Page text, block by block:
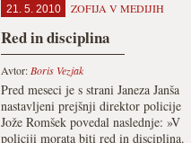
21. 5. 2010 ZOFIJA V MEDIJIH
Red in disciplina
Avtor: Boris Vezjak
Pred meseci je s strani Janeza Janša
nastavljeni prejšnji direktor policije
Jože Romšek povedal naslednje: »V
policiji morata biti red in disciplina.